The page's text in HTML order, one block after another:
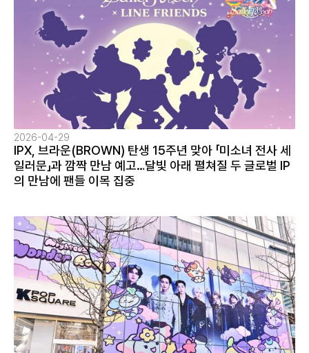
2026-04-29
IPX, 브라운(BROWN) 탄생 15주년 맞아 「미소녀 전사 세
일러문」과 깜짝 만남 예고…달빛 아래 펼쳐질 두 글로벌 IP
의 만남에 팬들 이목 집중